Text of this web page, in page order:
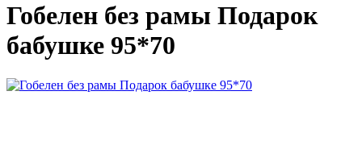
Гобелен без рамы Подарок
бабушке 95*70